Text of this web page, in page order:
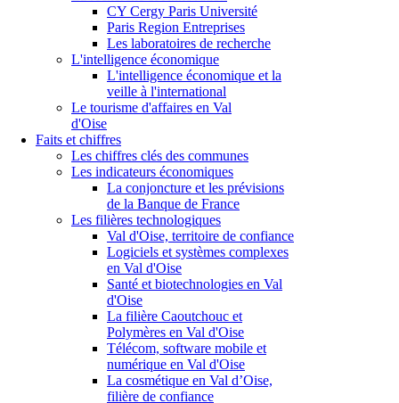
CY Cergy Paris Université
Paris Region Entreprises
Les laboratoires de recherche
L'intelligence économique
L'intelligence économique et la
veille à l'international
Le tourisme d'affaires en Val
d'Oise
Faits et chiffres
Les chiffres clés des communes
Les indicateurs économiques
La conjoncture et les prévisions
de la Banque de France
Les filières technologiques
Val d'Oise, territoire de confiance
Logiciels et systèmes complexes
en Val d'Oise
Santé et biotechnologies en Val
d'Oise
La filière Caoutchouc et
Polymères en Val d'Oise
Télécom, software mobile et
numérique en Val d'Oise
La cosmétique en Val d’Oise,
filière de confiance